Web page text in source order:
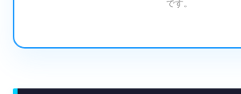
です。